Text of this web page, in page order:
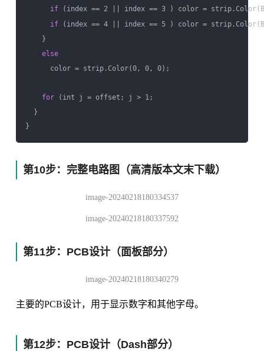
if (index == 2 || index == 3 ) color =
if (index == 4 || index == 5 ) color =
}
else
color = strip.Color(0, 0, 0);
for (int j = offset; j > 1;
}
第10步：完整电路图（高清版本文末下载）
image-20240218180334537
image-20240218180337592
第11步：PCB设计（面板部分）
image-20240218180340279
主要的PCB设计，用于显示数字和其他字母。
第12步：PCB设计（Dash部分）